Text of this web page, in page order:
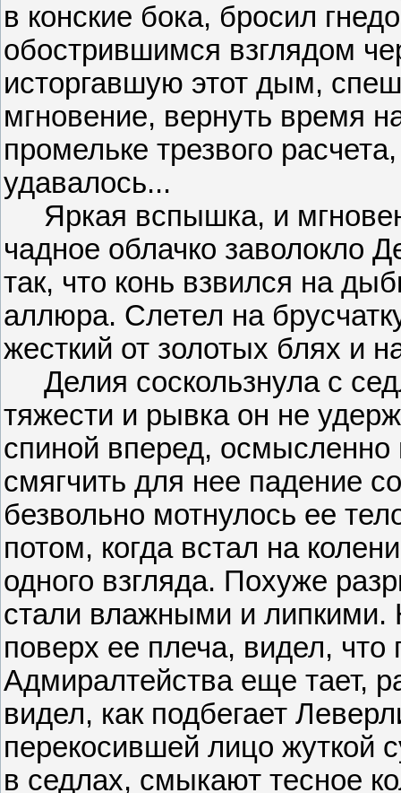
в конские бока, бросил
обострившимся взглядом
исторгавшую этот дым,
мгновение, вернуть время
промельке трезвого
удавалось...
Яркая вспышка, и
чадное облачко заволокло
так, что конь взвился на
аллюра. Слетел на
жесткий от золотых блях и
Делия соскользнула с
тяжести и рывка он не
спиной вперед, осмысленно
смягчить для нее падение
безвольно мотнулось ее
потом, когда встал на
одного взгляда. Похуже
стали влажными и липкими.
поверх ее плеча, видел,
Адмиралтейства еще тает,
видел, как подбегает
перекосившей лицо жуткой
в седлах, смыкают тесное